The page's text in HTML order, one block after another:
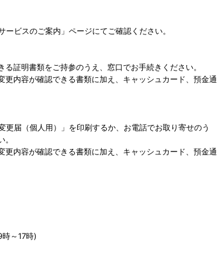
ビスのご案内」ページにてご確認ください。
証明書類をご持参のうえ、窓口でお手続きください。
内容が確認できる書類に加え、キャッシュカード、預金通
届（個人用）」を印刷するか、お電話でお取り寄せのう
内容が確認できる書類に加え、キャッシュカード、預金通
～17時)